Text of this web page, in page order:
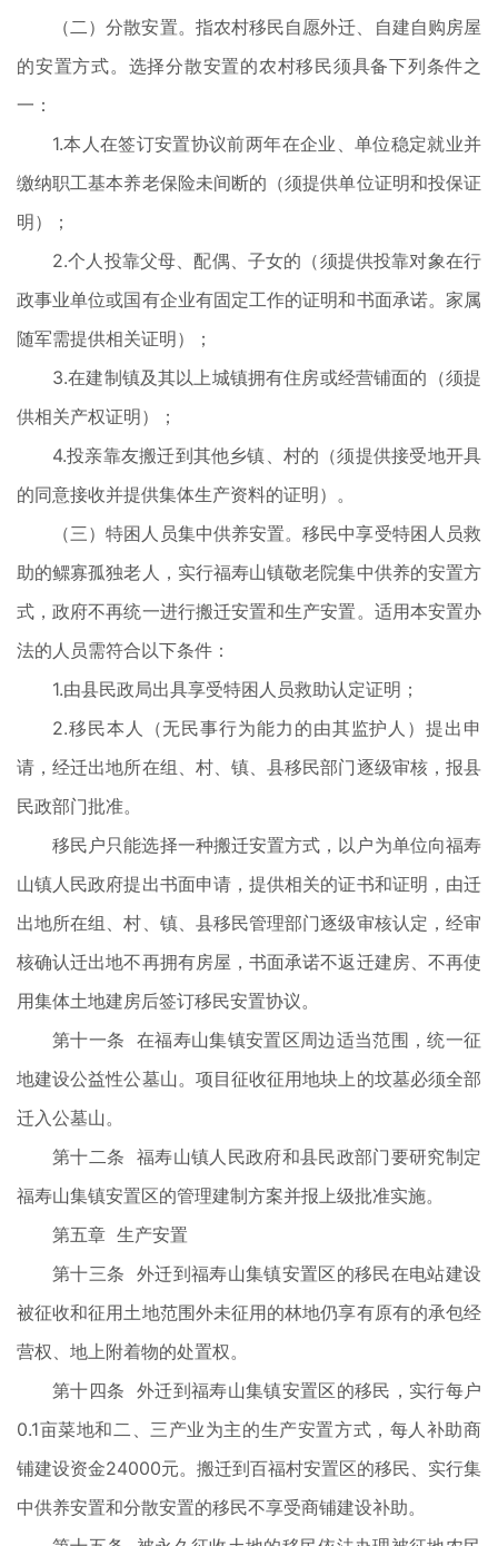
（二）分散安置。指农村移民自愿外迁、自建自购房屋
的安置方式。选择分散安置的农村移民须具备下列条件之
一：
1.本人在签订安置协议前两年在企业、单位稳定就业并
缴纳职工基本养老保险未间断的（须提供单位证明和投保证
明）；
2.个人投靠父母、配偶、子女的（须提供投靠对象在行
政事业单位或国有企业有固定工作的证明和书面承诺。家属
随军需提供相关证明）；
3.在建制镇及其以上城镇拥有住房或经营铺面的（须提
供相关产权证明）；
4.投亲靠友搬迁到其他乡镇、村的（须提供接受地开具
的同意接收并提供集体生产资料的证明）。
（三）特困人员集中供养安置。移民中享受特困人员救
助的鳏寡孤独老人，实行福寿山镇敬老院集中供养的安置方
式，政府不再统一进行搬迁安置和生产安置。适用本安置办
法的人员需符合以下条件：
1.由县民政局出具享受特困人员救助认定证明；
2.移民本人（无民事行为能力的由其监护人）提出申
请，经迁出地所在组、村、镇、县移民部门逐级审核，报县
民政部门批准。
移民户只能选择一种搬迁安置方式，以户为单位向福寿
山镇人民政府提出书面申请，提供相关的证书和证明，由迁
出地所在组、村、镇、县移民管理部门逐级审核认定，经审
核确认迁出地不再拥有房屋，书面承诺不返迁建房、不再使
用集体土地建房后签订移民安置协议。
第十一条 在福寿山集镇安置区周边适当范围，统一征
地建设公益性公墓山。项目征收征用地块上的坟墓必须全部
迁入公墓山。
第十二条 福寿山镇人民政府和县民政部门要研究制定
福寿山集镇安置区的管理建制方案并报上级批准实施。
第五章 生产安置
第十三条 外迁到福寿山集镇安置区的移民在电站建设
被征收和征用土地范围外未征用的林地仍享有原有的承包经
营权、地上附着物的处置权。
第十四条 外迁到福寿山集镇安置区的移民，实行每户
0.1亩菜地和二、三产业为主的生产安置方式，每人补助商
铺建设资金24000元。搬迁到百福村安置区的移民、实行集
中供养安置和分散安置的移民不享受商铺建设补助。